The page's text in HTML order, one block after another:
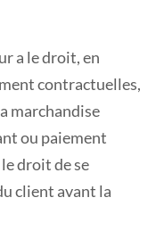
a le droit, en
contractuelles,
marchandise
ou paiement
droit de se
client avant la